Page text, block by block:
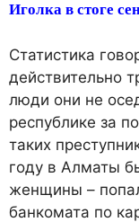
Иголка в стоге
Статистика
действительно
люди они не
республике за
таких
году в Алматы
женщины –
банкомата по